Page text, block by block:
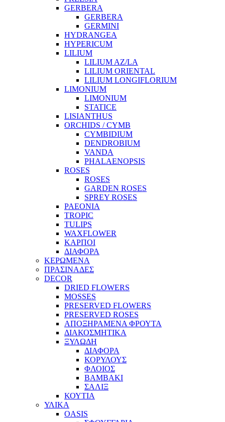
GERBERA
GERBERA
GERMINI
HYDRANGEA
HYPERICUM
LILIUM
LILIUM AZ/LA
LILIUM ORIENTAL
LILIUM LONGIFLORIUM
LIMONIUM
LIMONIUM
STATICE
LISIANTHUS
ORCHIDS / CYMB
CYMBIDIUM
DENDROBIUM
VANDA
PHALAENOPSIS
ROSES
ROSES
GARDEN ROSES
SPREY ROSES
PAEONIA
TROPIC
TULIPS
WAXFLOWER
ΚΑΡΠΟΙ
ΔΙΑΦΟΡΑ
ΚΕΡΩΜΕΝΑ
ΠΡΑΣΙΝΑΔΕΣ
DECOR
DRIED FLOWERS
MOSSES
PRESERVED FLOWERS
PRESERVED ROSES
ΑΠΟΞΗΡΑΜΕΝΑ ΦΡΟΥΤΑ
ΔΙΑΚΟΣΜΗΤΙΚΑ
ΞΥΛΩΔΗ
ΔΙΑΦΟΡΑ
ΚΟΡΥΛΟΥΣ
ΦΛΟΙΟΣ
ΒΑΜΒΑΚΙ
ΣΑΛΙΞ
ΚΟΥΤΙΑ
ΥΛΙΚΑ
OASIS